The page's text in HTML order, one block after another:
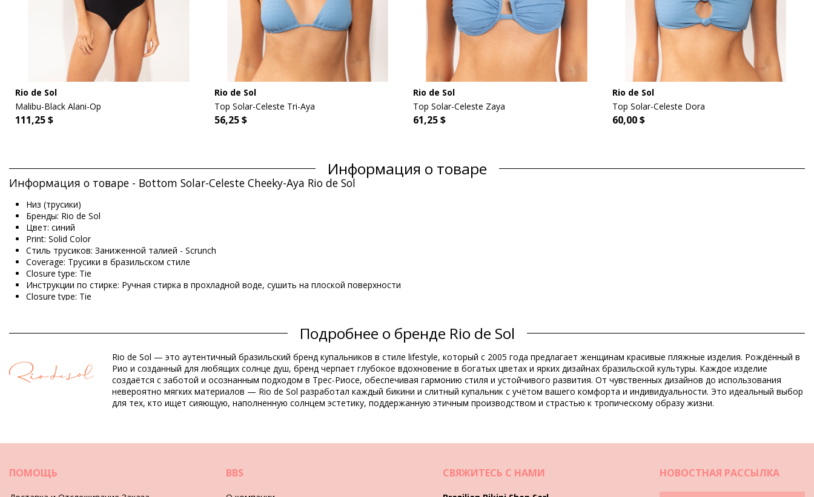
Rio de Sol
Malibu-Black Alani-Op
111,25 $
Rio de Sol
Top Solar-Celeste Tri-Aya
56,25 $
Rio de Sol
Top Solar-Celeste Zaya
61,25 $
Rio de Sol
Top Solar-Celeste Dora
60,00 $
Информация о товаре
Информация о товаре - Bottom Solar-Celeste Cheeky-Aya Rio de Sol
Низ (трусики)
Бренды: Rio de Sol
Цвет: синий
Print: Solid Color
Стиль трусиков: Заниженной талией - Scrunch
Coverage: Трусики в бразильском стиле
Closure type: Tie
Инструкции по стирке: Ручная стирка в прохладной воде, сушить на плоской поверхности
Closure type: Tie
Состав
Состав: 94,2% Polyamide, 5,8% Elastane
Подкладка: 84% Biodegradable Nylon (AMNI SOUL ECO), 16% Spandex (LYCRA) - OEKO-TEX - Chlorine Resistant
UV Protection: UPF 50+
Информация о товаре
HS CODE: 6112.41.0010
EAN: XS (7899810464224), S (7899810463562), M (7899810462909), L (7899810463081), XL (7899810463098)
Вес: 45g / 0.1lb / 1.59oz
Подробнее о бренде Rio de Sol
Rio de Sol — это аутентичный бразильский бренд купальников в стиле lifestyle, который с 2005 года предлагает женщинам красивые пляжные изделия. Рождённый в
Рио и созданный для любящих солнце душ, бренд черпает глубокое вдохновение в богатых цветах и ярких дизайнах бразильской культуры. Каждое изделие
создаётся с заботой и осознанным подходом в Трес-Риосе, обеспечивая гармонию стиля и устойчивого развития. От чувственных дизайнов до использования
невероятно мягких материалов — Rio de Sol разработал каждый бикини и слитный купальник с учётом вашего комфорта и индивидуальности. Это идеальный выбор
для тех, кто ищет сияющую, наполненную солнцем эстетику, поддержанную этичным производством и страстью к тропическому образу жизни.
ПОМОЩЬ BBS СВЯЖИТЕСЬ С НАМИ НОВОСТНАЯ РАССЫЛКА